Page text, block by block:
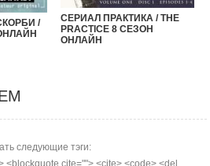
/
СЕРИАЛ ПРАКТИКА / THE
PRACTICE 8 СЕЗОН
ОНЛАЙН
следующие тэги:
<blockquote cite=""> <cite> <code> <del